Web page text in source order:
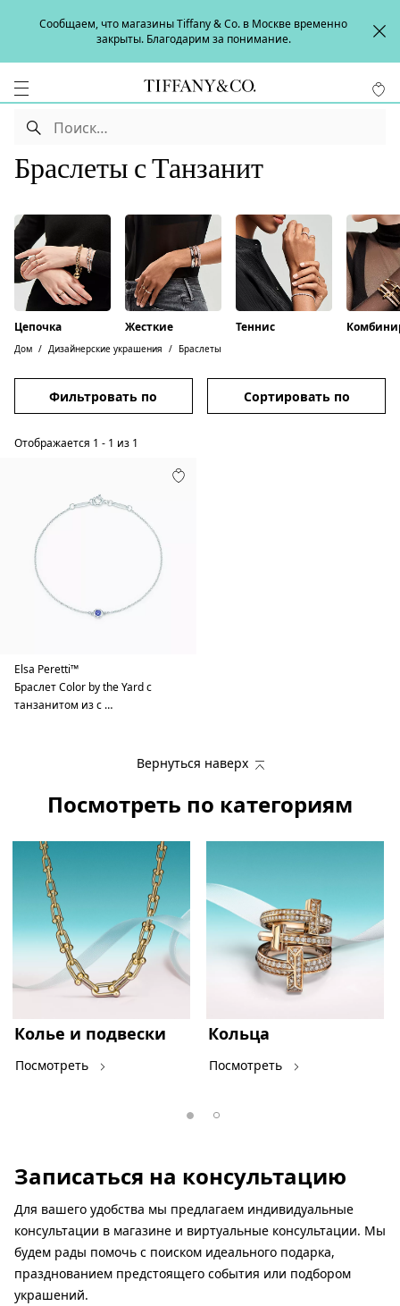
Сообщаем, что магазины Tiffany & Co. в Москве временно
закрыты. Благодарим за понимание.
Браслеты с Танзанит
Цепочка Жесткие Теннис
Дом Дизайнерские украшения Браслеты
Фильтровать по Сортировать по
Отображается 1 - 1 из 1
Elsa Peretti™
Браслет Color by the Yard с
танзанитом из с …
Вернуться наверх
Посмотреть по категориям
Колье и подвески
Посмотреть
Кольца
Посмотреть
Записаться на консультацию
Для вашего удобства мы предлагаем индивидуальные
консультации в магазине и виртуальные консультации. Мы
будем рады помочь с поиском идеального подарка,
празднованием предстоящего события или подбором
украшений.